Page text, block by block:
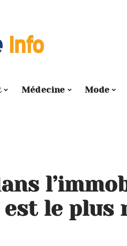
Médecine Mode
est le plus